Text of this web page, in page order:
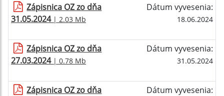
Zápisnica OZ zo dňa
31.05.2024| 2.03 Mb
Dátum vyvesenia:
18.06.2024
Zápisnica OZ zo dňa
27.03.2024| 0.78 Mb
Dátum vyvesenia:
31.05.2024
Zápisnica OZ zo dňa
Dátum vyvesenia: